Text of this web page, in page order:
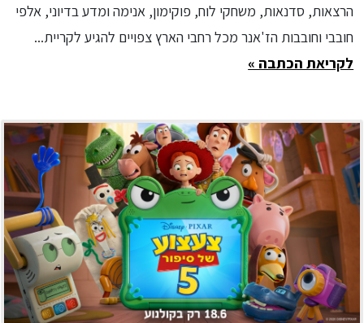
הרצאות, סדנאות, משחקי לוח, פוקימון, אנימה ומדע בדיוני, אלפי
חובבי וחובבות הז'אנר מכל רחבי הארץ צפויים להגיע לקריית...
לקריאת הכתבה »